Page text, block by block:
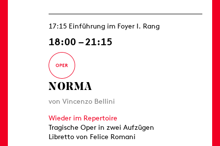
17:15 Einführung im Foyer I. Rang
18:00 – 21:15
NORMA
von Vincenzo Bellini
Wieder im Repertoire
Tragische Oper in zwei Aufzügen
Libretto von Felice Romani